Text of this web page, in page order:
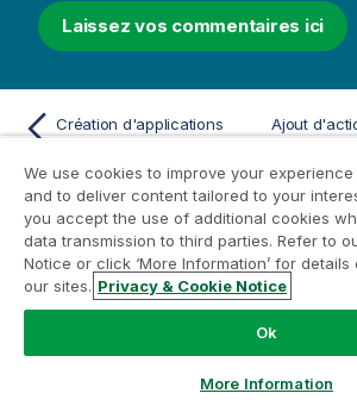
Laissez vos commentaires ici
Création d'applications
Ressources D'aide
Vidéos Qlik Help
Formation
Apprentissage Qlik
We use cookies to improve your
and to deliver content tailored to your
you accept the use of additional cookies
data transmission to third parties. Refer to
Notice or click ‘More Information’ for
our sites. Privacy & Cookie Notice
Ok
More Information